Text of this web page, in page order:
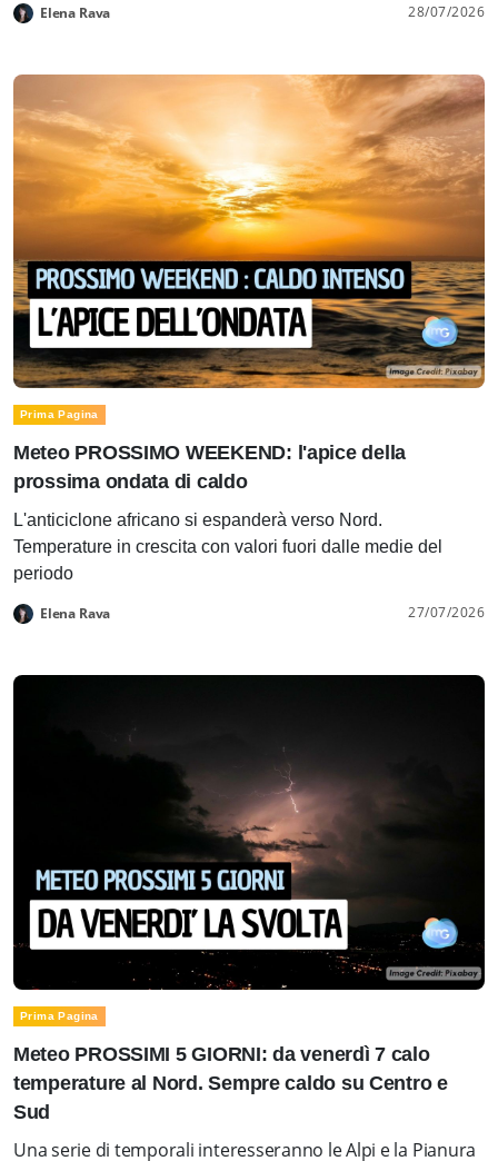
Elena Rava 28/07/2026
Prima Pagina
Meteo PROSSIMO WEEKEND: l'apice della
prossima ondata di caldo
L'anticiclone africano si espanderà verso Nord.
Temperature in crescita con valori fuori dalle medie del
periodo
Elena Rava 27/07/2026
Prima Pagina
Meteo PROSSIMI 5 GIORNI: da venerdì 7 calo
temperature al Nord. Sempre caldo su Centro e
Sud
Una serie di temporali interesseranno le Alpi e la Pianura